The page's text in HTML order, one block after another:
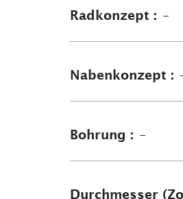
Radkonzept : -
Nabenkonzept :
Bohrung : -
Durchmesser